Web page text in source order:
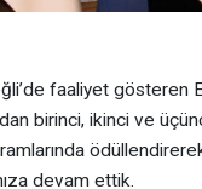
faaliyet
birinci, ikinci ve
devam ettik.